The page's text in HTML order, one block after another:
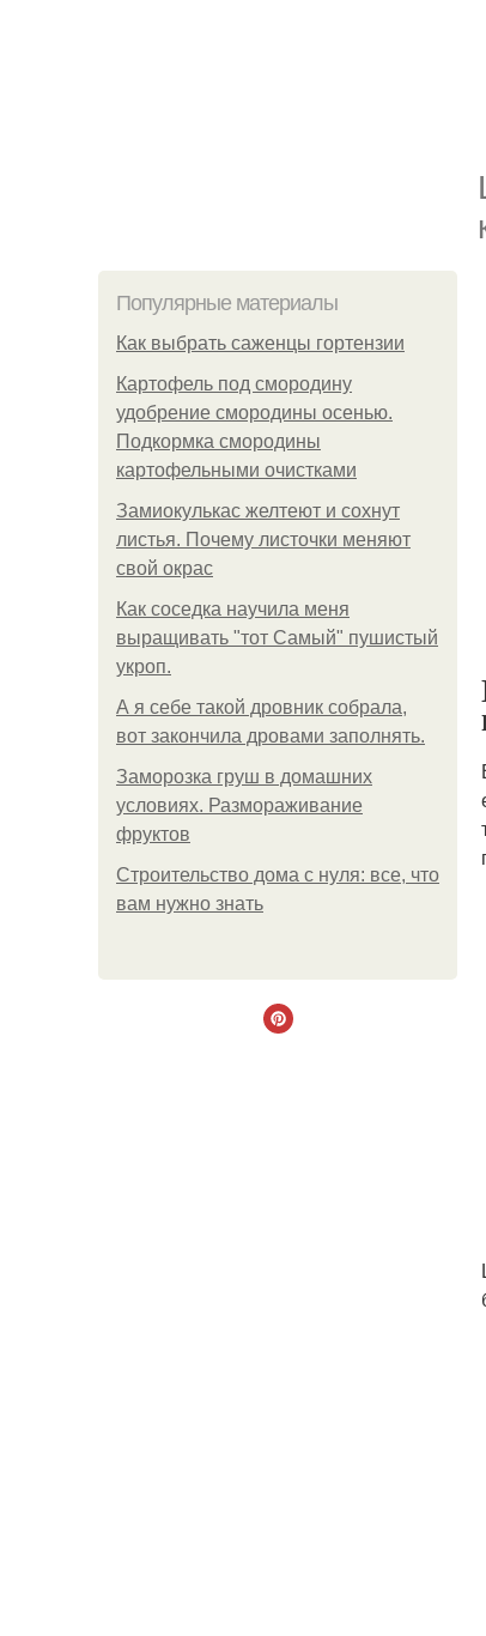
Популярные материалы
Как выбрать саженцы гортензии
Картофель под смородину
удобрение смородины осенью.
Подкормка смородины
картофельными очистками
Замиокулькас желтеют и сохнут
листья. Почему листочки меняют
свой окрас
Как соседка научила меня
выращивать "тот Самый" пушистый
укроп.
А я себе такой дровник собрала,
вот закончила дровами заполнять.
Заморозка груш в домашних
условиях. Размораживание
фруктов
Строительство дома с нуля: все, что
вам нужно знать